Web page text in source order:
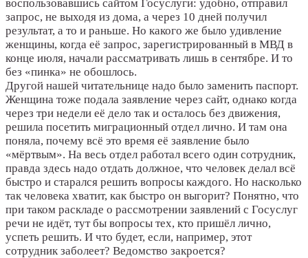
воспользовавшись сайтом Госуслуги: удобно, отправил
запрос, не выходя из дома, а через 10 дней получил
результат, а то и раньше. Но какого же было удивление
женщины, когда её запрос, зарегистрированный в МВД в
конце июля, начали рассматривать лишь в сентябре. И то
без «пинка» не обошлось.
Другой нашей читательнице надо было заменить паспорт.
Женщина тоже подала заявление через сайт, однако когда
через три недели её дело так и осталось без движения,
решила посетить миграционный отдел лично. И там она
поняла, почему всё это время её заявление было
«мёртвым». На весь отдел работал всего один сотрудник,
правда здесь надо отдать должное, что человек делал всё
быстро и старался решить вопросы каждого. Но насколько
так человека хватит, как быстро он выгорит? Понятно, что
при таком раскладе о рассмотрении заявлений с Госуслуг
речи не идёт, тут бы вопросы тех, кто пришёл лично,
успеть решить. И что будет, если, например, этот
сотрудник заболеет? Ведомство закроется?